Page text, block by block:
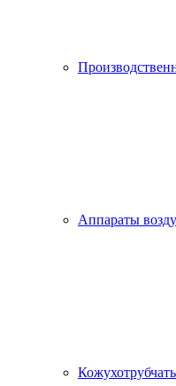
Аппараты